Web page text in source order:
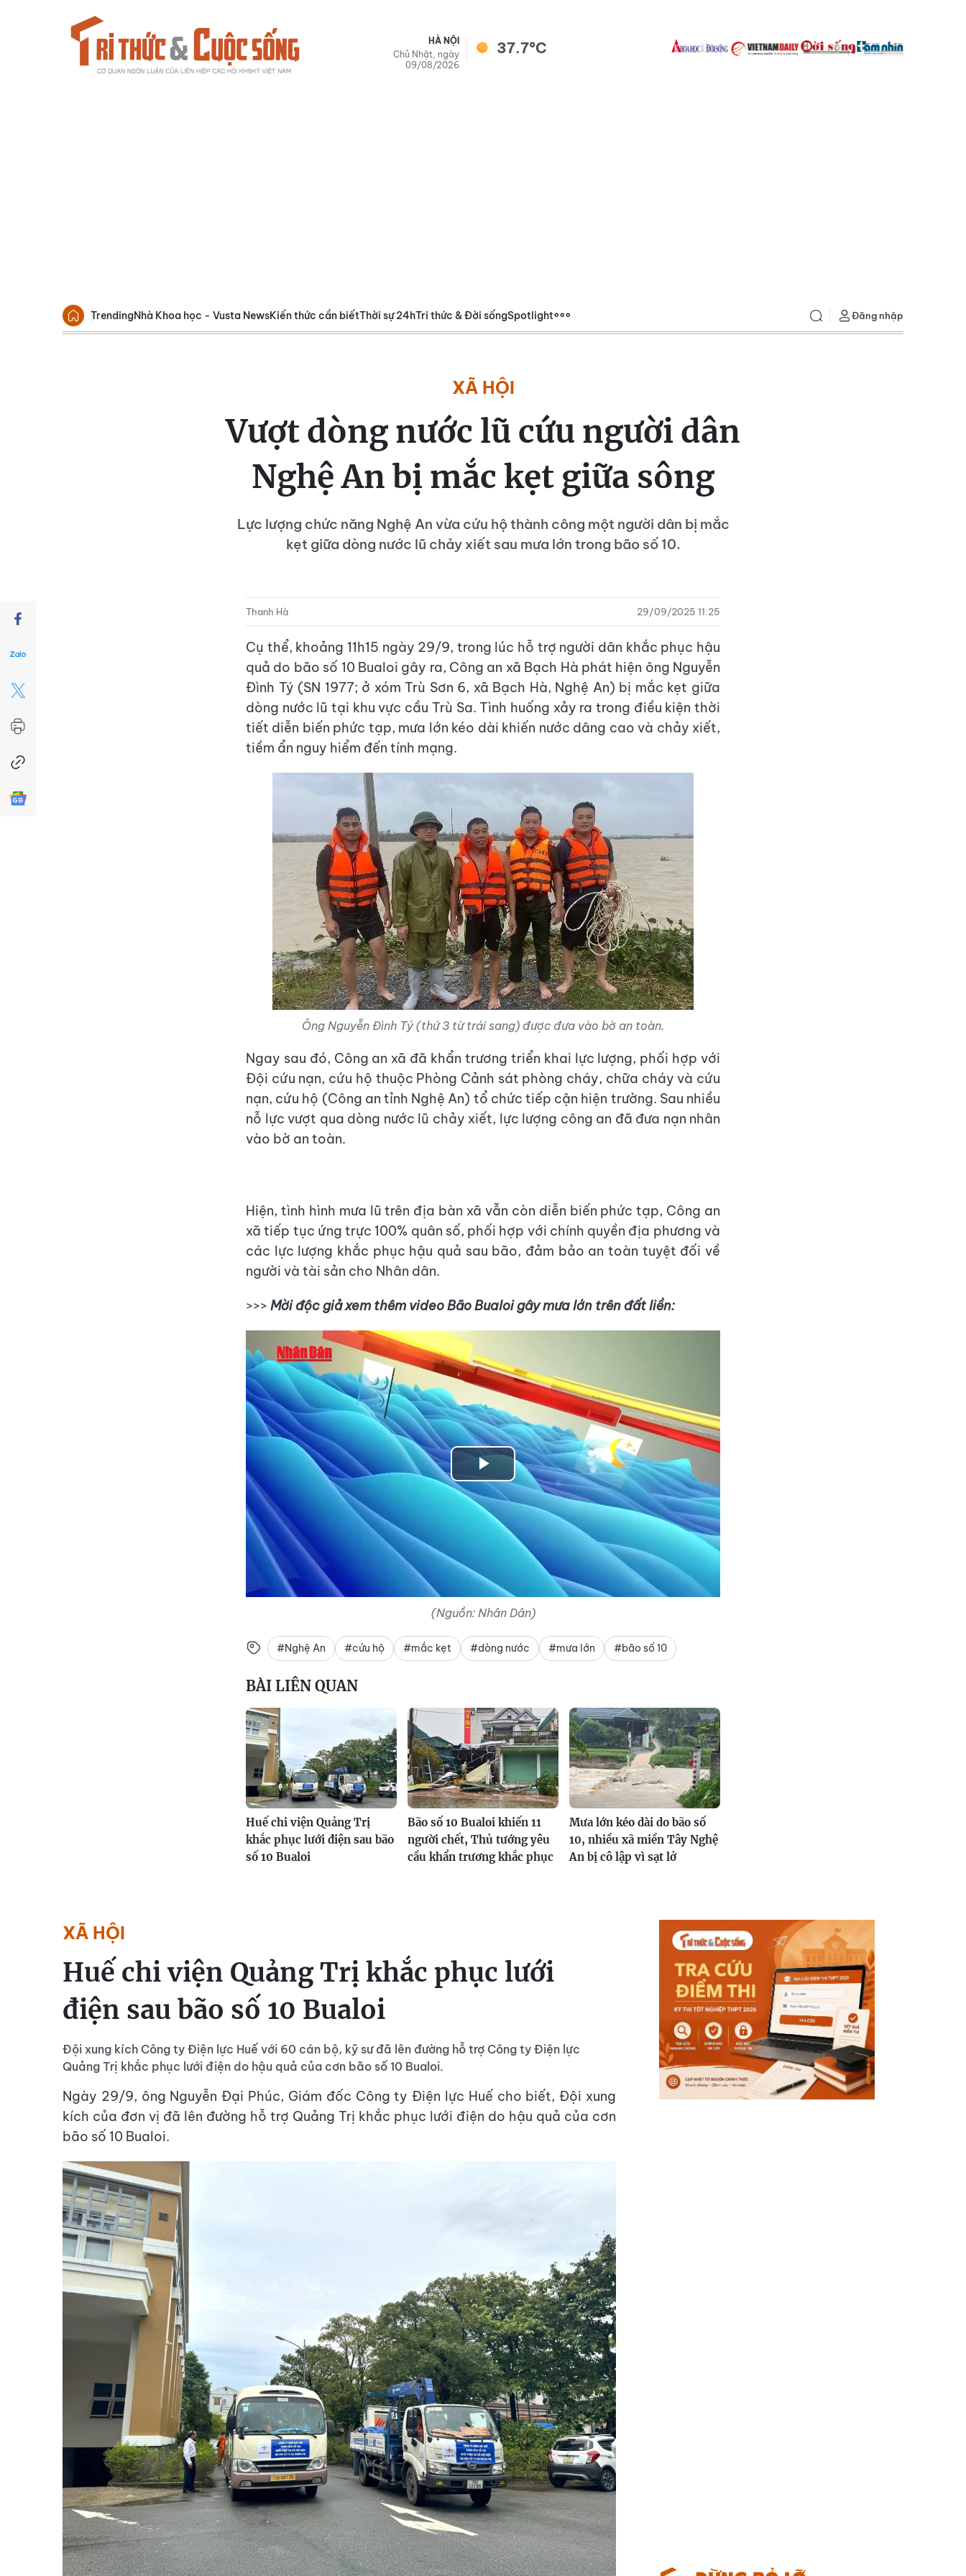
HÀ NỘI
Chủ Nhật, ngày
09/08/2026
37.7°C
TrendingNhà Khoa học - Vusta NewsKiến thức cần biếtThời sự 24hTri thức & Đời sốngSpotlight Đăng nhập
XÃ HỘI
Vượt dòng nước lũ cứu người dân
Nghệ An bị mắc kẹt giữa sông
Lực lượng chức năng Nghệ An vừa cứu hộ thành công một người dân bị mắc
kẹt giữa dòng nước lũ chảy xiết sau mưa lớn trong bão số 10.
Thanh Hà 29/09/2025 11:25
Cụ thể, khoảng 11h15 ngày 29/9, trong lúc hỗ trợ người dân khắc phục hậu
quả do bão số 10 Bualoi gây ra, Công an xã Bạch Hà phát hiện ông Nguyễn
Đình Tý (SN 1977; ở xóm Trù Sơn 6, xã Bạch Hà, Nghệ An) bị mắc kẹt giữa
dòng nước lũ tại khu vực cầu Trù Sa. Tình huống xảy ra trong điều kiện thời
tiết diễn biến phức tạp, mưa lớn kéo dài khiến nước dâng cao và chảy xiết,
tiềm ẩn nguy hiểm đến tính mạng.
Ông Nguyễn Đình Tý (thứ 3 từ trái sang) được đưa vào bờ an toàn.
Ngay sau đó, Công an xã đã khẩn trương triển khai lực lượng, phối hợp với
Đội cứu nạn, cứu hộ thuộc Phòng Cảnh sát phòng cháy, chữa cháy và cứu
nạn, cứu hộ (Công an tỉnh Nghệ An) tổ chức tiếp cận hiện trường. Sau nhiều
nỗ lực vượt qua dòng nước lũ chảy xiết, lực lượng công an đã đưa nạn nhân
vào bờ an toàn.
Hiện, tình hình mưa lũ trên địa bàn xã vẫn còn diễn biến phức tạp, Công an
xã tiếp tục ứng trực 100% quân số, phối hợp với chính quyền địa phương và
các lực lượng khắc phục hậu quả sau bão, đảm bảo an toàn tuyệt đối về
người và tài sản cho Nhân dân.
>>> Mời độc giả xem thêm video Bão Bualoi gây mưa lớn trên đất liền:
Play
Video
(Nguồn: Nhân Dân)
#Nghệ An #cứu hộ #mắc kẹt #dòng nước #mưa lớn #bão số 10
BÀI LIÊN QUAN
Huế chi viện Quảng Trị
khắc phục lưới điện sau bão
số 10 Bualoi
Bão số 10 Bualoi khiến 11
người chết, Thủ tướng yêu
cầu khẩn trương khắc phục
Mưa lớn kéo dài do bão số
10, nhiều xã miền Tây Nghệ
An bị cô lập vì sạt lở
XÃ HỘI
Huế chi viện Quảng Trị khắc phục lưới
điện sau bão số 10 Bualoi
Đội xung kích Công ty Điện lực Huế với 60 cán bộ, kỹ sư đã lên đường hỗ trợ Công ty Điện lực
Quảng Trị khắc phục lưới điện do hậu quả của cơn bão số 10 Bualoi.
Ngày 29/9, ông Nguyễn Đại Phúc, Giám đốc Công ty Điện lực Huế cho biết, Đội xung
kích của đơn vị đã lên đường hỗ trợ Quảng Trị khắc phục lưới điện do hậu quả của cơn
bão số 10 Bualoi.